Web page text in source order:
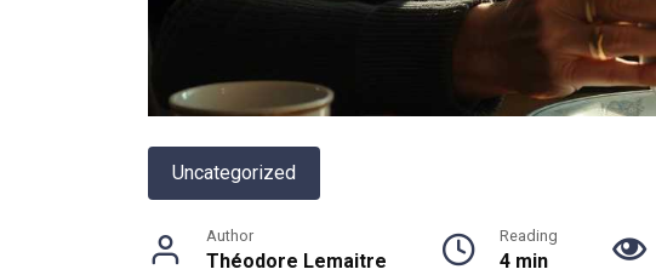
Uncategorized
Author
Théodore Lemaitre
Reading
4 min